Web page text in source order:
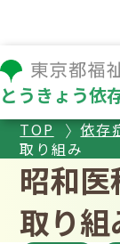
とうきょう依
TOP 依存
取り組み
昭和
取り組